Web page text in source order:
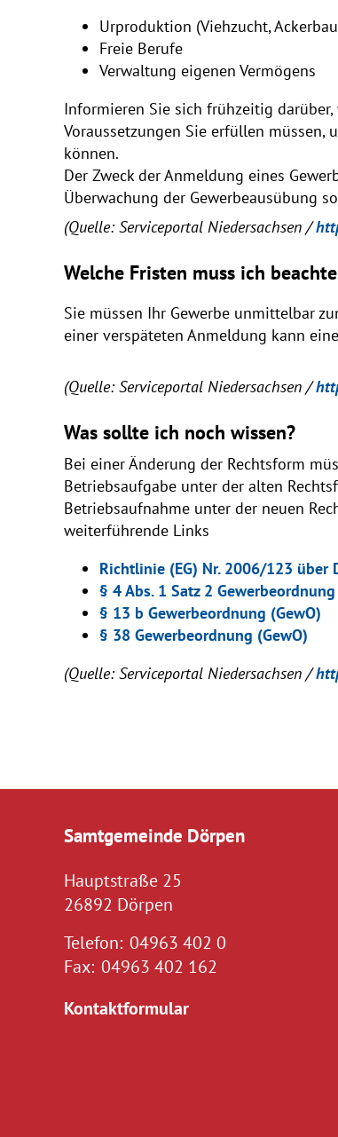
Urproduktion (Viehzucht,
Freie Berufe
Verwaltung eigenen Vermögens
Informieren Sie sich frühzeitig
Voraussetzungen Sie erfüllen müssen,
können.
Der Zweck der Anmeldung eines
Überwachung der Gewerbeausübung
(Quelle: Serviceportal Niedersachsen /
Welche Fristen muss ich
Sie müssen Ihr Gewerbe unmittelbar
einer verspäteten Anmeldung kann
(Quelle: Serviceportal Niedersachsen /
Was sollte ich noch wissen?
Bei einer Änderung der Rechtsform
Betriebsaufgabe unter der alten
Betriebsaufnahme unter der neuen
weiterführende Links
Richtlinie (EG) Nr. 2006/123
§ 4 Abs. 1 Satz 2 Gewerbeordnung
§ 13 b Gewerbeordnung (GewO)
§ 38 Gewerbeordnung (GewO)
(Quelle: Serviceportal Niedersachsen /
Samtgemeinde Dörpen
Hauptstraße 25
26892 Dörpen
Telefon: 04963 402 0
Fax: 04963 402 162
Kontaktformular